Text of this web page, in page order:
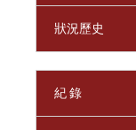
狀況歷史
紀 錄